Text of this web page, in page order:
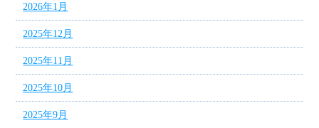
2026年1月
2025年12月
2025年11月
2025年10月
2025年9月